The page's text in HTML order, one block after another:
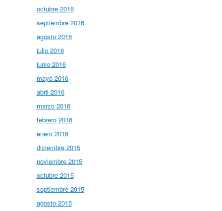
octubre 2016
septiembre 2016
agosto 2016
julio 2016
junio 2016
mayo 2016
abril 2016
marzo 2016
febrero 2016
enero 2016
diciembre 2015
noviembre 2015
octubre 2015
septiembre 2015
agosto 2015